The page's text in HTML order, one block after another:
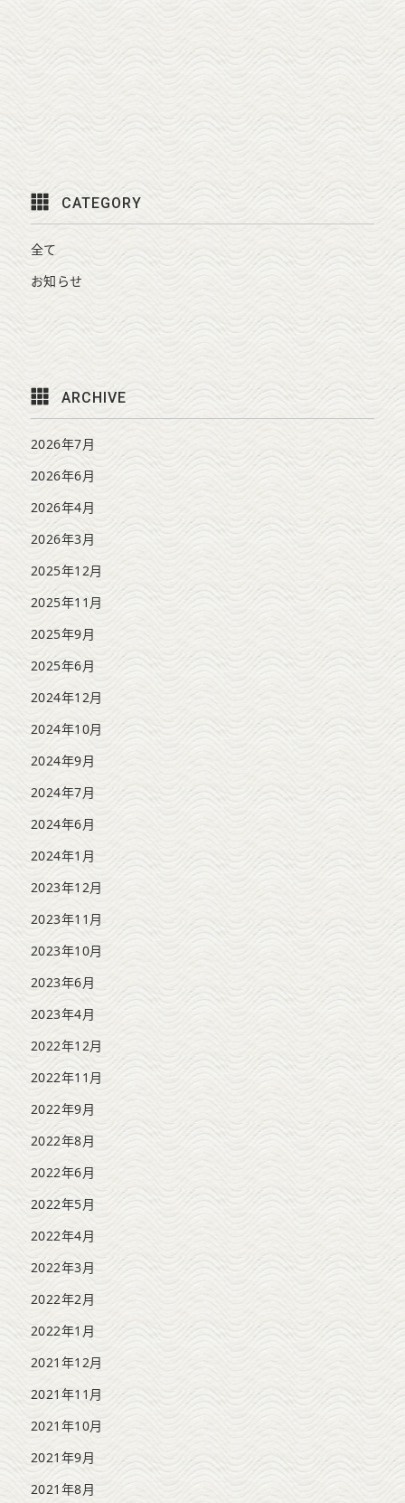
CATEGORY
全て
お知らせ
ARCHIVE
2026年7月
2026年6月
2026年4月
2026年3月
2025年12月
2025年11月
2025年9月
2025年6月
2024年12月
2024年10月
2024年9月
2024年7月
2024年6月
2024年1月
2023年12月
2023年11月
2023年10月
2023年6月
2023年4月
2022年12月
2022年11月
2022年9月
2022年8月
2022年6月
2022年5月
2022年4月
2022年3月
2022年2月
2022年1月
2021年12月
2021年11月
2021年10月
2021年9月
2021年8月